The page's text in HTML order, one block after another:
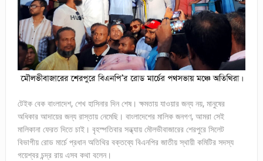
টেইক বেক বাংলাদেশ, শেখ হাসিনার দিন শেষ। ক্ষমতায় যাওয়ার জন্য নয়, মানুষের
অধিকার আদায়ের জন্য রাস্তায় নেমেছি। বাংলাদেশের মালিক জনগণ, আমরা সেই
মালিকানা ফেরত দিতে চাই। বৃহস্পতিবার সন্ধ্যায় মৌলভীবাজারের শেরপুরে সিলেট
বিভাগীয় রোড মার্চে প্রধান অতিথির বক্তব্যে বিএনপির জাতীয় স্থায়ী কমিটির সদস্য
গয়েশ্বর চন্দ্র রায় এসব কথা বলেন।